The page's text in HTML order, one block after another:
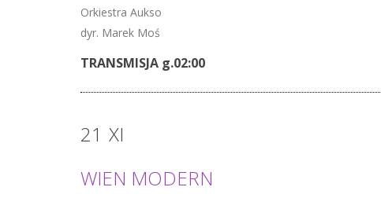
Orkiestra Aukso
dyr. Marek Moś
TRANSMISJA g.02:00
21 XI
WIEN MODERN